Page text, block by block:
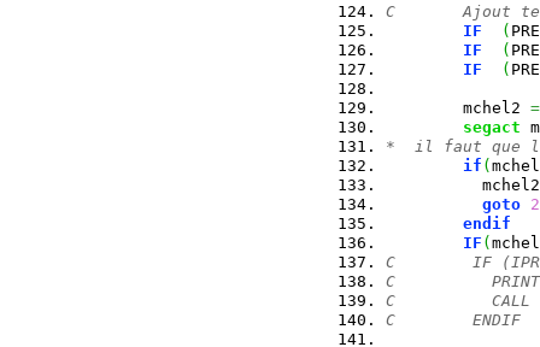
C       Ajout test
IF
(
IF
(
IF
(
        mchel2
=
segact
*  il faut que le
if (
goto
endif
IF (
C        IF
C          PRINT
C          CALL
C        ENDIF